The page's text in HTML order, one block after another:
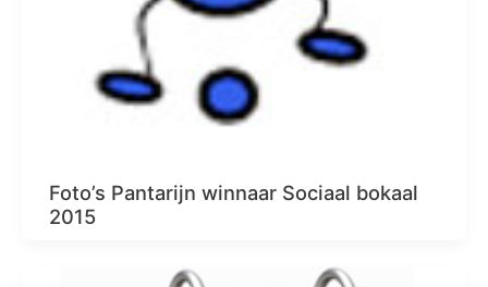
Foto’s Pantarijn winnaar Sociaal bokaal
2015